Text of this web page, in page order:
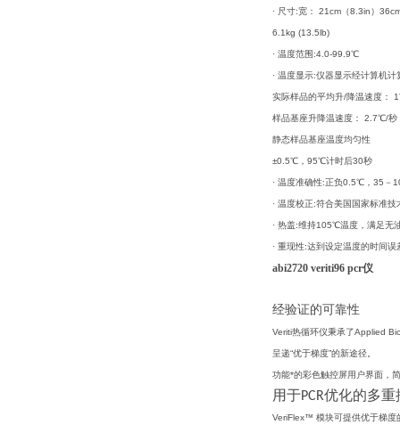
· 尺寸:宽： 21cm（8.3in）
6.1kg (13.5lb)
· 温度范围:4.0-99.9℃
· 温度显示:仪器显示经计算机
实际样品的平均升/降温速度：
样品基座升降温速度： 2.7℃/秒
静态样品基座温度均匀性
±0.5℃，95℃计时后30秒
· 温度准确性:正负0.5℃，35－
· 温度校正:符合美国国家标准
· 热盖:维持105℃温度，满足无
· 重现性:达到设定温度的时间误
abi2720 veriti96 pcr仪
经验证的可靠性
Veriti热循环仪秉承了Applied
呈递“优于梯度”的新途径。
功能*的彩色触控屏用户界面，
用于PCR优化的多
VeriFlex™ 模块可提供优于梯度